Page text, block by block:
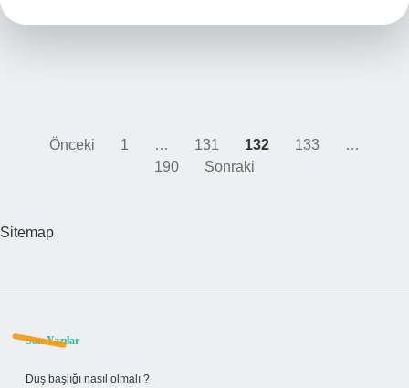
Yazı
Önceki 1 … 131 132 133
…
190
Sonraki
Sitemap
Sidebar
Son Yazılar
Duş başlığı nasıl olmalı ?